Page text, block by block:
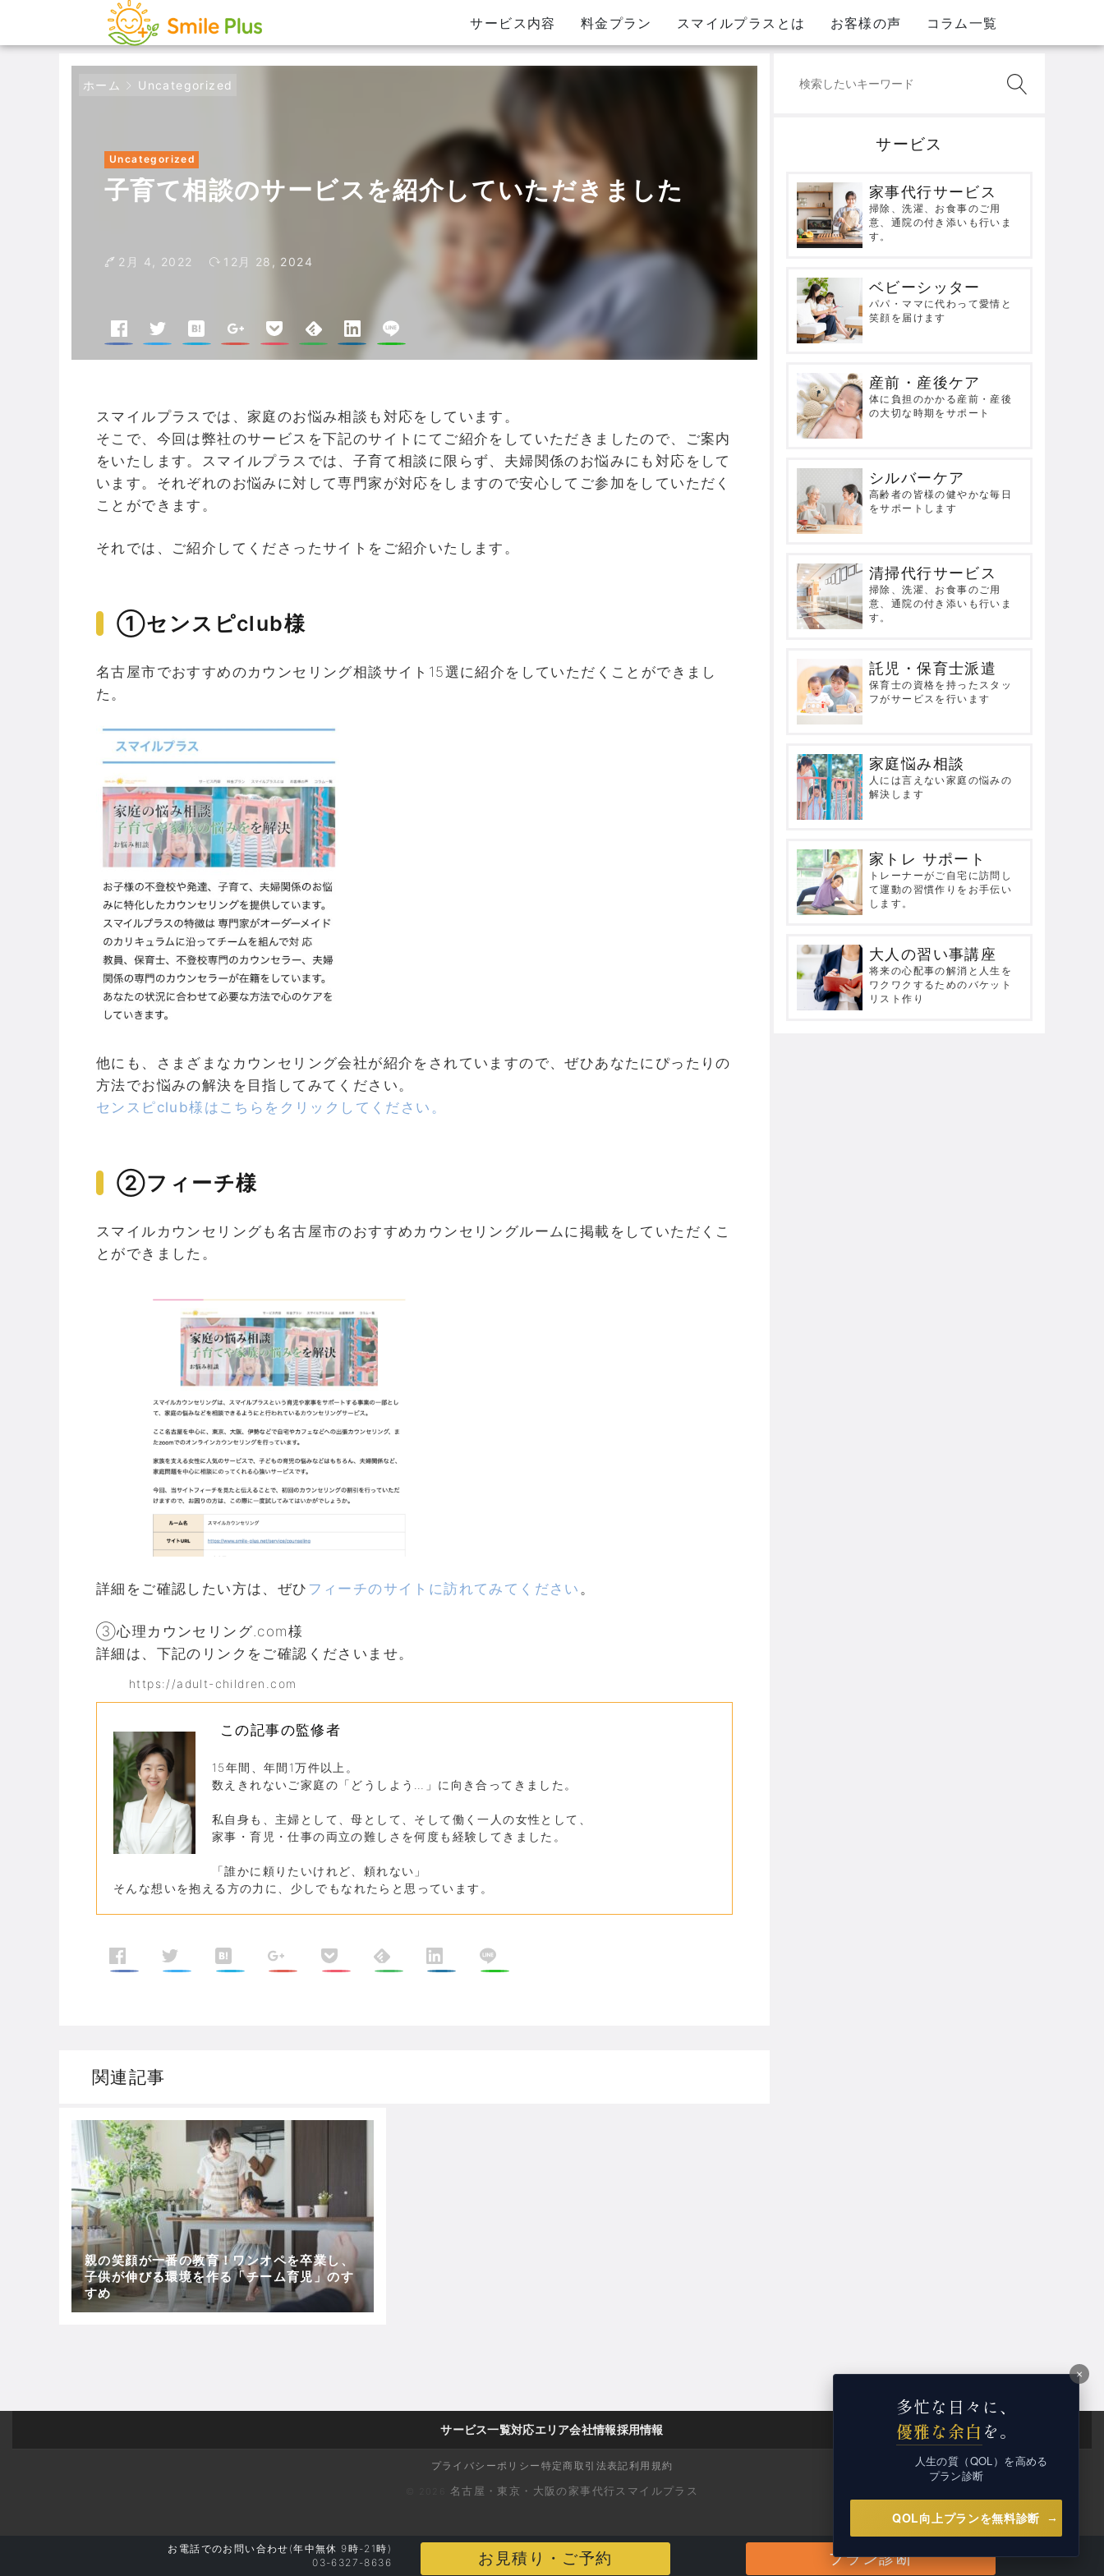
サービス内容 料金プラン スマイルプラスとは お客様の声 コラム一覧
ホーム Uncategorized
Uncategorized
子育て相談のサービスを紹介していただきました
2月 4, 2022 12月 28, 2024
スマイルプラスでは、家庭のお悩み相談も対応をしています。
そこで、今回は弊社のサービスを下記のサイトにてご紹介をしていただきましたので、ご案内
をいたします。スマイルプラスでは、子育て相談に限らず、夫婦関係のお悩みにも対応をして
います。それぞれのお悩みに対して専門家が対応をしますので安心してご参加をしていただく
ことができます。
それでは、ご紹介してくださったサイトをご紹介いたします。
①センスピclub様
名古屋市でおすすめのカウンセリング相談サイト15選に紹介をしていただくことができまし
た。
他にも、さまざまなカウンセリング会社が紹介をされていますので、ぜひあなたにぴったりの
方法でお悩みの解決を目指してみてください。
センスピclub様はこちらをクリックしてください。
②フィーチ様
スマイルカウンセリングも名古屋市のおすすめカウンセリングルームに掲載をしていただくこ
とができました。
詳細をご確認したい方は、ぜひ フィーチのサイトに訪れてみてください 。
③心理カウンセリング.com様
詳細は、下記のリンクをご確認くださいませ。
https://adult-children.com
この記事の監修者
15年間、年間1万件以上。
数えきれないご家庭の「どうしよう…」に向き合ってきました。
私自身も、主婦として、母として、そして働く一人の女性として、
家事・育児・仕事の両立の難しさを何度も経験してきました。
「誰かに頼りたいけれど、頼れない」
そんな想いを抱える方の力に、少しでもなれたらと思っています。
関連記事
親の笑顔が一番の教育！ワンオペを卒業し、
子供が伸びる環境を作る「チーム育児」のす
すめ
サービス
家事代行サービス
掃除、洗濯、お食事のご用
意、通院の付き添いも行いま
す。
ベビーシッター
パパ・ママに代わって愛情と
笑顔を届けます
産前・産後ケア
体に負担のかかる産前・産後
の大切な時期をサポート
シルバーケア
高齢者の皆様の健やかな毎日
をサポートします
清掃代行サービス
掃除、洗濯、お食事のご用
意、通院の付き添いも行いま
す。
託児・保育士派遣
保育士の資格を持ったスタッ
フがサービスを行います
家庭悩み相談
人には言えない家庭の悩みの
解決します
家トレ サポート
トレーナーがご自宅に訪問し
て運動の習慣作りをお手伝い
します。
大人の習い事講座
将来の心配事の解消と人生を
ワクワクするためのバケット
リスト作り
サービス一覧対応エリア会社情報採用情報
プライバシーポリシー 特定商取引法表記利用規約
名古屋・東京・大阪の家事代行スマイルプラス
お電話でのお問い合わせ (年中無休 9時-21時)
03-6327-8636
お見積り ・ご予約 プラン診断
×
多忙な日々に、
優雅な余白 を。
人生の質（QOL）を高める
プラン診断
QOL向上プランを無料診断 →